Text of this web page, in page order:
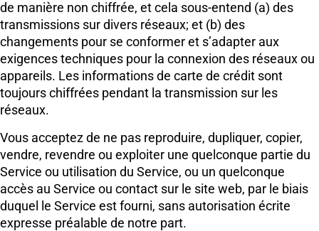
de manière non chiffrée, et cela sous-entend (a) des
transmissions sur divers réseaux; et (b) des
changements pour se conformer et s’adapter aux
exigences techniques pour la connexion des réseaux ou
appareils. Les informations de carte de crédit sont
toujours chiffrées pendant la transmission sur les
réseaux.
Vous acceptez de ne pas reproduire, dupliquer, copier,
vendre, revendre ou exploiter une quelconque partie du
Service ou utilisation du Service, ou un quelconque
accès au Service ou contact sur le site web, par le biais
duquel le Service est fourni, sans autorisation écrite
expresse préalable de notre part.